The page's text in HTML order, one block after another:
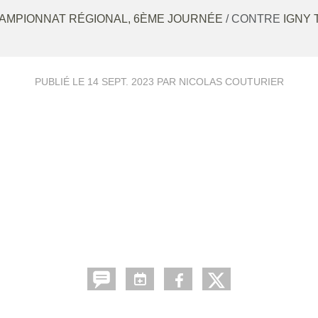
RÉGIONAL, 6ÈME JOURNÉE / CONTRE IGNY
PUBLIÉ LE 14 SEPT. 2023 PAR NICOLAS COUTURIER